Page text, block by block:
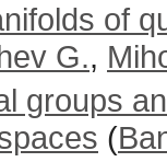
of
G.,
groups
(